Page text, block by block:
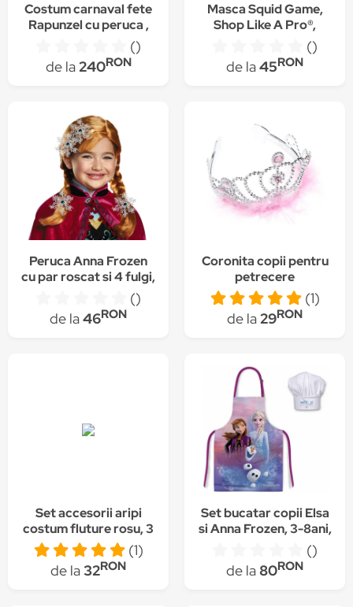
Costum carnaval fete
Rapunzel cu peruca ,
()
de la240RON
Masca Squid Game,
Shop Like A Pro®,
Jocul Calamarului,
Soldatul Boss, negru
()
de la45RON
Peruca Anna Frozen
cu par roscat si 4 fulgi,
one size, +5 ani()
de la46RON
Coronita copii pentru
petrecere
(1)
de la29RON
Set accesorii aripi
costum fluture rosu, 3
piese
(1)
de la32RON
Set bucatar copii Elsa
si Anna Frozen, 3-8ani,
Funny Party Shop
()
de la 80RON